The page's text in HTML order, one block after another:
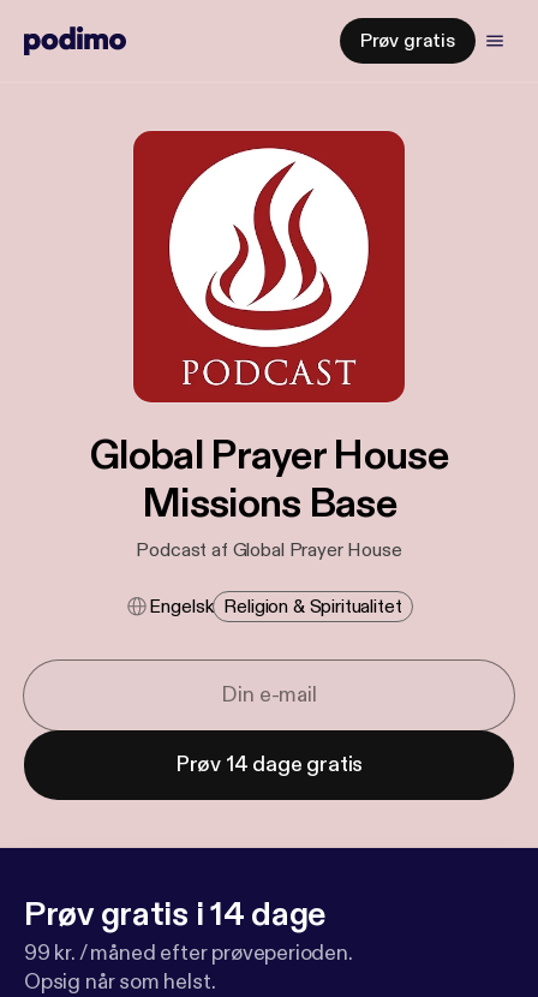
Prøv gratis
Global Prayer House
Missions Base
Podcast af Global Prayer House
Engelsk Religion & Spiritualitet
Prøv 14 dage gratis
Prøv gratis i 14 dage
99 kr. / måned efter prøveperioden.
Opsig når som helst.